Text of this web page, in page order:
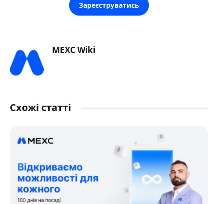
Зареєструватись
MEXC Wiki
Схожі статті